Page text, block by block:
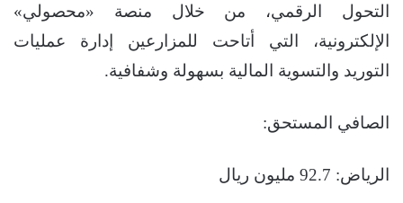
التحول الرقمي، من خلال منصة «محصولي»
الإلكترونية، التي أتاحت للمزارعين إدارة عمليات
التوريد والتسوية المالية بسهولة وشفافية.
الصافي المستحق:
الرياض: 92.7 مليون ريال